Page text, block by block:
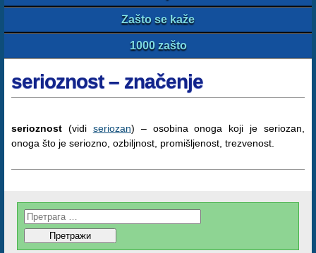
Zašto se kaže
1000 zašto
serioznost – značenje
serioznost (vidi seriozan) – osobina onoga koji je seriozan,
onoga što je seriozno, ozbiljnost, promišljenost, trezvenost.